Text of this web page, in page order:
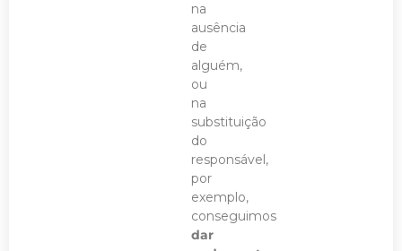
na
ausência
de
alguém,
ou
na
substituição
do
responsável,
por
exemplo,
conseguimos
dar